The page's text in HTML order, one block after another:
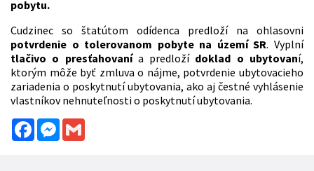
pobytu.
Cudzinec so štatútom odídenca predloží na ohlasovni
potvrdenie o tolerovanom pobyte na území SR. Vyplní
tlačivo o presťahovanía predložídoklad o ubytovaní,
ktorým môže byť zmluva o nájme, potvrdenie ubytovacieho
zariadenia o poskytnutí ubytovania, ako aj čestné vyhlásenie
vlastníkov nehnuteľnosti o poskytnutí ubytovania.
FacebookMessenger